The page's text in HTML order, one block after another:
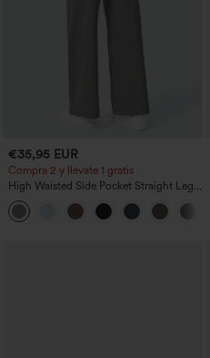
€35,95 EUR
Compra 2 y llévate 1 gratis
High Waisted Side Pocket Straight Leg
Work Pants